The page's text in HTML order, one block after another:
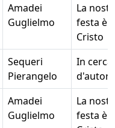
Amadei
Guglielmo
La
festa è
Cristo
Sequeri
Pierangelo
In cerca
d'autore
Amadei
Guglielmo
La
festa è